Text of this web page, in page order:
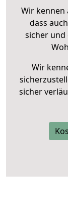
Wir kennen
dass
sicher und
Wir
sicher